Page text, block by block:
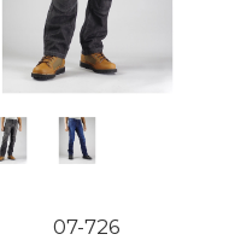
07-726